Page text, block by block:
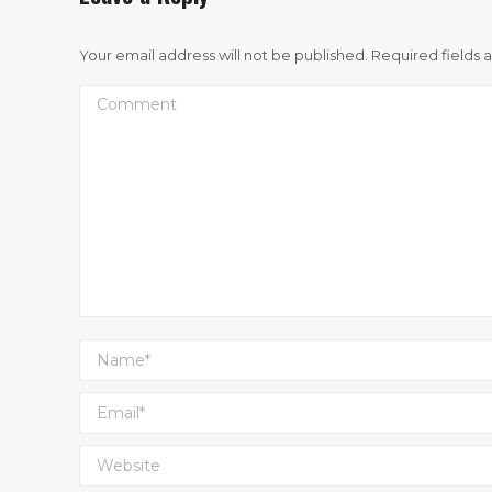
Your email address will not be published. Required fields
Comment
Name *
Email *
Website